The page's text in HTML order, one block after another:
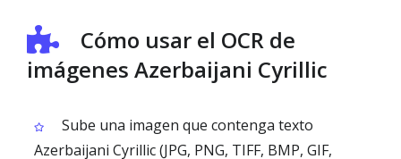
Cómo usar el OCR de
imágenes Azerbaijani Cyrillic
Sube una imagen que contenga texto
Azerbaijani Cyrillic (JPG, PNG, TIFF, BMP, GIF,